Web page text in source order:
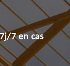
7 en cas